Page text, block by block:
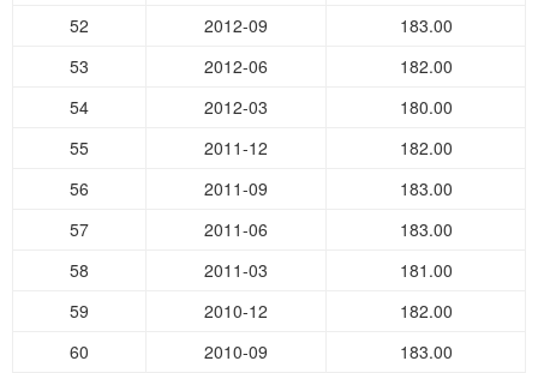
52
2012-09
183.00
53
2012-06
182.00
54
2012-03
180.00
55
2011-12
182.00
56
2011-09
183.00
57
2011-06
183.00
58
2011-03
181.00
59
2010-12
182.00
60
2010-09 183.00